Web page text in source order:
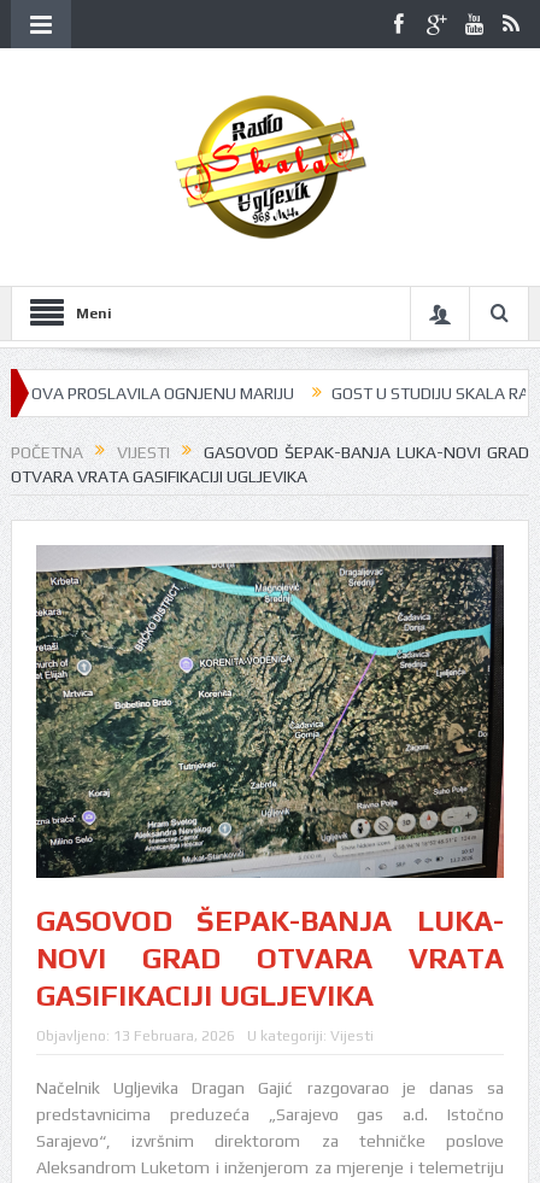
Meni
PROSLAVILA OGNJENU MARIJU GOST U STUDIJU SKALA RADIJA
POČETNA VIJESTI
GASOVOD ŠEPAK-BANJA LUKA-NOVI GRAD
OTVARA VRATA GASIFIKACIJI UGLJEVIKA
GASOVOD ŠEPAK-BANJA LUKA-
NOVI GRAD OTVARA VRATA
GASIFIKACIJI UGLJEVIKA
Objavljeno: 13 Februara, 2026 U kategoriji: Vijesti
Načelnik Ugljevika Dragan Gajić razgovarao je danas sa
predstavnicima preduzeća „Sarajevo gas a.d. Istočno
Sarajevo“, izvršnim direktorom za tehničke poslove
Aleksandrom Luketom i inženjerom za mjerenje i telemetriju